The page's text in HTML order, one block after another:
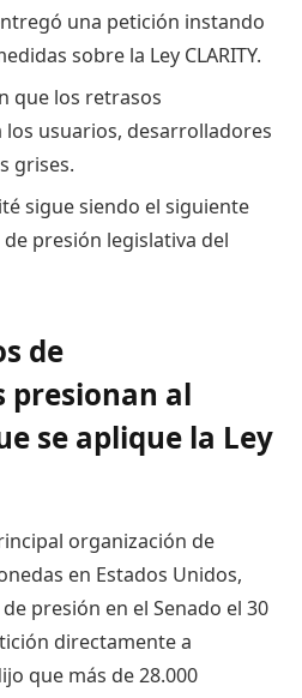
una petición instando
sobre la Ley CLARITY.
que los retrasos
usuarios, desarrolladores
grises.
sigue siendo el siguiente
presión legislativa del
de
presionan al
se aplique la Ley
organización de
en Estados Unidos,
presión en el Senado el 30
directamente a
que más de 28.000